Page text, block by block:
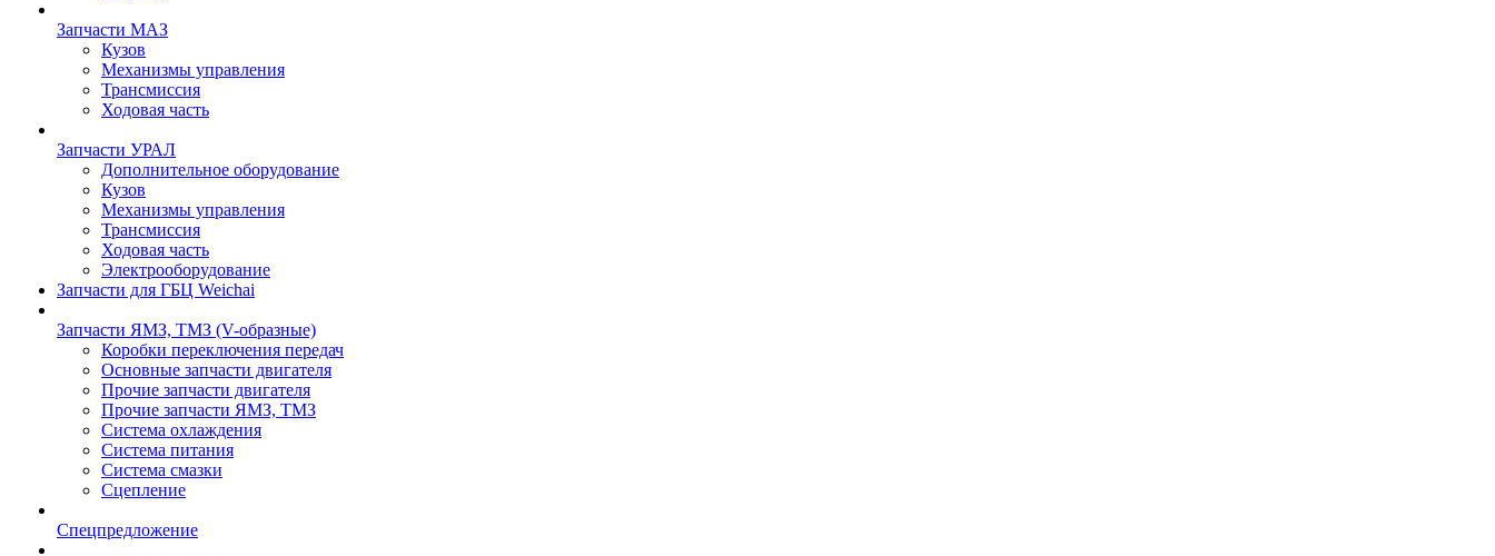
Запчасти МАЗ
Кузов
Механизмы управления
Трансмиссия
Ходовая часть
Запчасти УРАЛ
Дополнительное оборудование
Кузов
Механизмы управления
Трансмиссия
Ходовая часть
Электрооборудование
Запчасти для ГБЦ Weichai
Запчасти ЯМЗ, ТМЗ (V-образные)
Коробки переключения передач
Основные запчасти двигателя
Прочие запчасти двигателя
Прочие запчасти ЯМЗ, ТМЗ
Система охлаждения
Система питания
Система смазки
Сцепление
Спецпредложение